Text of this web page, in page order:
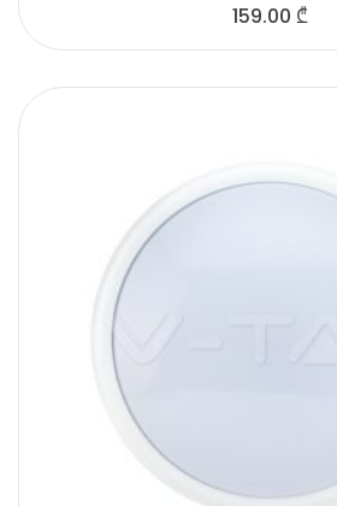
159.00 ₾